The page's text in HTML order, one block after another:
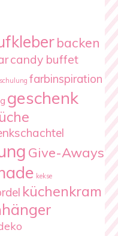
backen
candy buffet
farbinspiration
geschenk
Give-Aways
kekse
küchenkram